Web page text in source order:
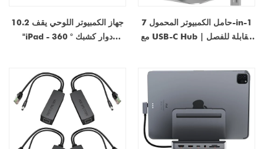
جهاز الكمبيوتر اللوحي يقف 10.2
"iPad - 360 ° دوار كشبك
حامل الكمبيوتر المحمول 7-in-1
مع USB-C Hub القابلة للفصل |
OEM